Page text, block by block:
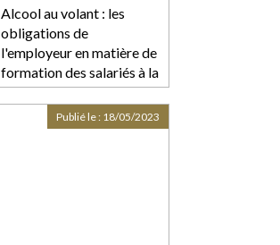
Alcool au volant : les
obligations de
l'employeur en matière de
formation des salariés à la
prévention des risques
Publié le : 18/05/2023